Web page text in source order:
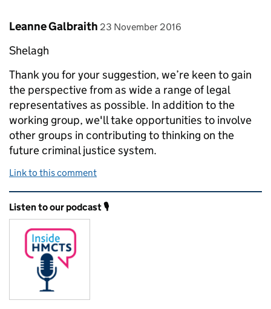
Comment by
Leanne Galbraith posted on
23 November 2016
Shelagh
Thank you for your suggestion, we’re keen to gain
the perspective from as wide a range of legal
representatives as possible. In addition to the
working group, we'll take opportunities to involve
other groups in contributing to thinking on the
future criminal justice system.
Link to this comment
Related content and links
Listen to our podcast 🎙️